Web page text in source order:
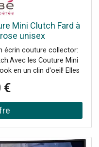
Mini Clutch Fard à
unisex
écrin couture collector:
les Couture Mini
en un clin d'oeil! Elles
harmonies pour tous
4 fards, les Couture Mini
de looks nudes
et colorés. Quelle que
et coutureFaciles à
€